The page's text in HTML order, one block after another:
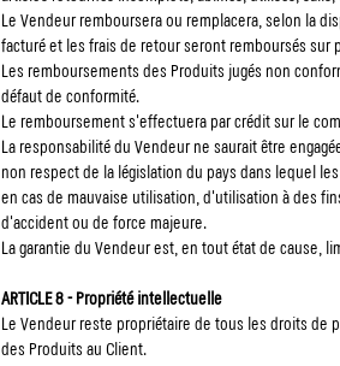
Le Vendeur remboursera ou remplacera, selon la
facturé et les frais de retour seront remboursés sur
Les remboursements des Produits jugés non
défaut de conformité.
Le remboursement s'effectuera par crédit sur le
La responsabilité du Vendeur ne saurait être
non respect de la législation du pays dans lequel
en cas de mauvaise utilisation, d'utilisation à des
d'accident ou de force majeure.
La garantie du Vendeur est, en tout état de cause,
ARTICLE 8 - Propriété intellectuelle
Le Vendeur reste propriétaire de tous les droits de
des Produits au Client.